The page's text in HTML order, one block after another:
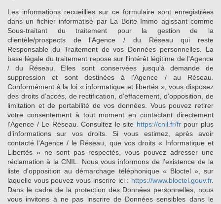
Les informations recueillies sur ce formulaire sont enregistrées
dans un fichier informatisé par La Boite Immo agissant comme
Sous-traitant du traitement pour la gestion de la
clientèle/prospects de l'Agence / du Réseau qui reste
Responsable du Traitement de vos Données personnelles. La
base légale du traitement repose sur l'intérêt légitime de l'Agence
/ du Réseau. Elles sont conservées jusqu'à demande de
suppression et sont destinées à l'Agence / au Réseau.
Conformément à la loi « informatique et libertés », vous disposez
des droits d’accès, de rectification, d’effacement, d’opposition, de
limitation et de portabilité de vos données. Vous pouvez retirer
votre consentement à tout moment en contactant directement
l’Agence / Le Réseau. Consultez le site https://cnil.fr/frpour plus
d’informations sur vos droits. Si vous estimez, après avoir
contacté l'Agence / le Réseau, que vos droits « Informatique et
Libertés » ne sont pas respectés, vous pouvez adresser une
réclamation à la CNIL. Nous vous informons de l’existence de la
liste d'opposition au démarchage téléphonique « Bloctel », sur
laquelle vous pouvez vous inscrire ici : https://www.bloctel.gouv.fr.
Dans le cadre de la protection des Données personnelles, nous
vous invitons à ne pas inscrire de Données sensibles dans le